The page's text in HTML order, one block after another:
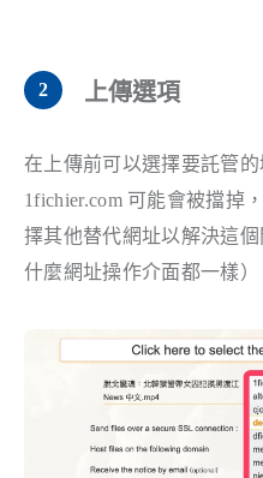
上傳選項
在上傳前可以選擇要託管
1fichier.com 可能會被擋掉
擇其他替代網址以解決這
什麼網址操作介面都一樣）